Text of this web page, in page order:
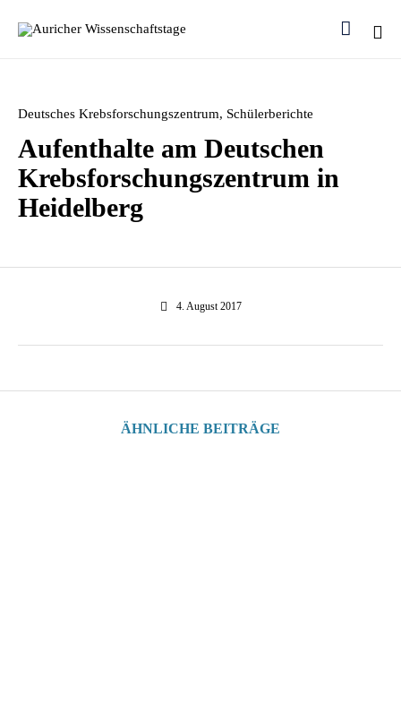

Aufenthalte am Deutschen
Krebsforschungszentrum in
Heidelberg
Category
Deutsches Krebsforschungszentrum, Schülerberichte
4. August 2017
ÄHNLICHE BEITRÄGE